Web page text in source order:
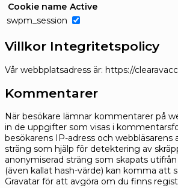
Cookie name Active
swpm_session
Villkor Integritetspolicy
Vår webbplatsadress är: https://
Kommentarer
När besökare lämnar kommentarer på
in de uppgifter som visas i
besökarens IP-adress och webbläsarens
sträng som hjälp för detektering av
anonymiserad sträng som skapats
(även kallat hash-värde) kan komma att
Gravatar för att avgöra om du finns